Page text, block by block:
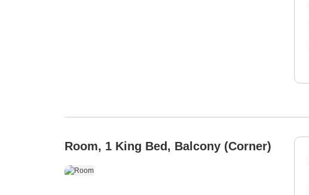
Room, 1 King Bed, Balcony (Corner)